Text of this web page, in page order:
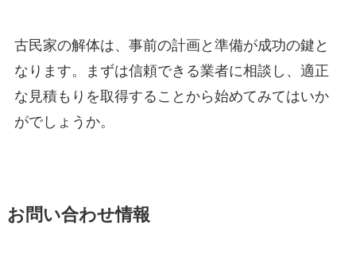
古民家の解体は、事前の計画と準備が成功の鍵と
なります。まずは信頼できる業者に相談し、適正
な見積もりを取得することから始めてみてはいか
がでしょうか。
お問い合わせ情報